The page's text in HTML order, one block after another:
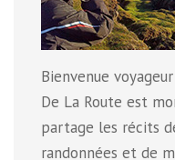
Bienvenue
De La Route est
partage les récits
randonnées et de